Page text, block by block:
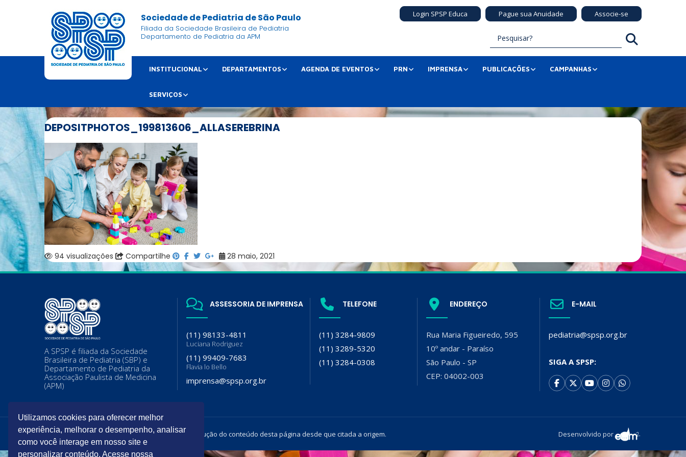
Sociedade de Pediatria de São Paulo
Filiada da Sociedade Brasileira de Pediatria
Departamento de Pediatria da APM
Login SPSP Educa Pague sua Anuidade Associe-se
INSTITUCIONAL DEPARTAMENTOS AGENDA DE EVENTOS PRN IMPRENSA PUBLICAÇÕES CAMPANHAS
SERVIÇOS
DEPOSITPHOTOS_199813606_ALLASEREBRINA
94 visualizações Compartilhe 28 maio, 2021
A SPSP é filiada da Sociedade
Brasileira de Pediatria (SBP) e
Departamento de Pediatria da
Associação Paulista de Medicina
(APM)
ASSESSORIA DE IMPRENSA
(11) 98133-4811
Luciana Rodriguez
(11) 99409-7683
Flavia lo Bello
imprensa@spsp.org.br
TELEFONE
(11) 3284-9809
(11) 3289-5320
(11) 3284-0308
ENDEREÇO
Rua Maria Figueiredo, 595
10º andar - Paraíso
São Paulo - SP
CEP: 04002-003
E-MAIL
pediatria@spsp.org.br
SIGA A SPSP:
Todos os direitos reservados. É permitida a reprodução do conteúdo desta página desde que citada a origem. Desenvolvido por
Utilizamos cookies para oferecer melhor
experiência, melhorar o desempenho, analisar
como você interage em nosso site e
personalizar conteúdo. Acesse nossa